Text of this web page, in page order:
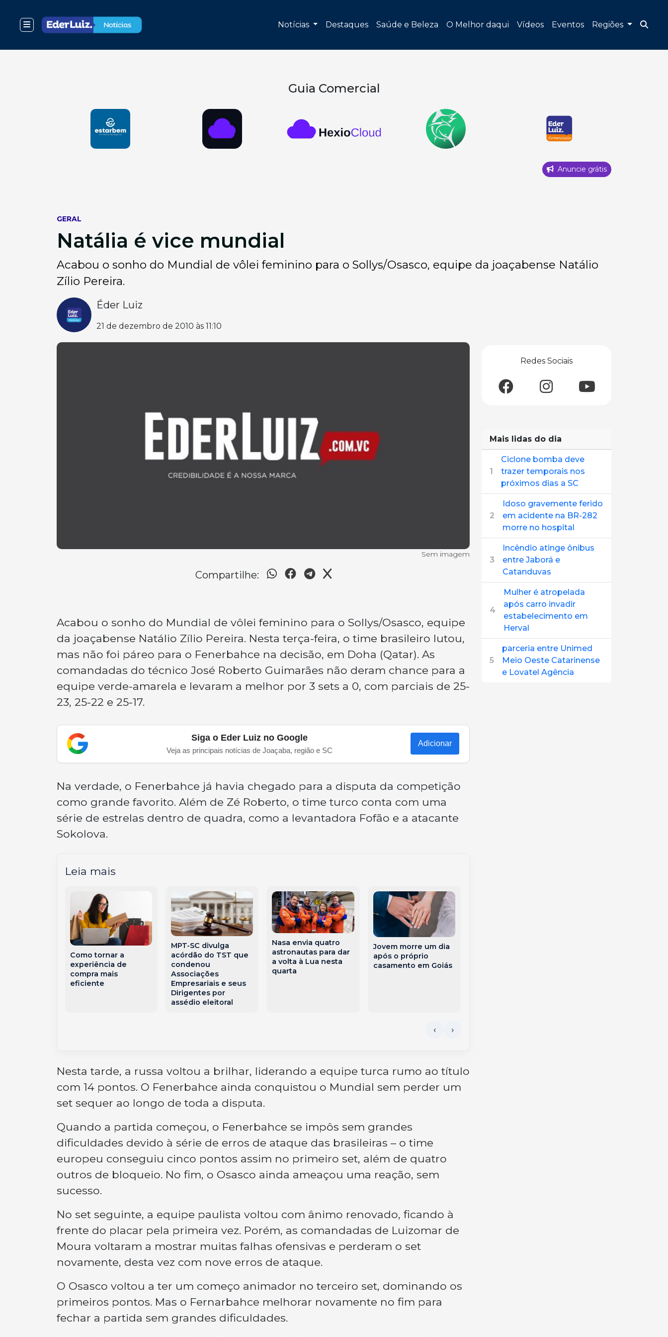
Notícias Destaques Saúde e Beleza O Melhor daqui Vídeos Eventos Regiões
Guia Comercial
Anuncie grátis
GERAL
Natália é vice mundial
Acabou o sonho do Mundial de vôlei feminino para o Sollys/Osasco, equipe da joaçabense Natálio
Zílio Pereira.
Éder Luiz
21 de dezembro de 2010 às 11:10
Sem imagem
Compartilhe:
Acabou o sonho do Mundial de vôlei feminino para o Sollys/Osasco, equipe
da joaçabense Natálio Zílio Pereira. Nesta terça-feira, o time brasileiro lutou,
mas não foi páreo para o Fenerbahce na decisão, em Doha (Qatar). As
comandadas do técnico José Roberto Guimarães não deram chance para a
equipe verde-amarela e levaram a melhor por 3 sets a 0, com parciais de 25-
23, 25-22 e 25-17.
Siga o Eder Luiz no Google
Veja as principais notícias de Joaçaba, região e SC
Adicionar
Na verdade, o Fenerbahce já havia chegado para a disputa da competição
como grande favorito. Além de Zé Roberto, o time turco conta com uma
série de estrelas dentro de quadra, como a levantadora Fofão e a atacante
Sokolova.
Leia mais
Como tornar a
experiência de
compra mais
eficiente
MPT-SC divulga
acórdão do TST que
condenou
Associações
Empresariais e seus
Dirigentes por
assédio eleitoral
Nasa envia quatro
astronautas para dar
a volta à Lua nesta
quarta
Jovem morre um dia
após o próprio
casamento em Goiás
Nesta tarde, a russa voltou a brilhar, liderando a equipe turca rumo ao título
com 14 pontos. O Fenerbahce ainda conquistou o Mundial sem perder um
set sequer ao longo de toda a disputa.
Quando a partida começou, o Fenerbahce se impôs sem grandes
dificuldades devido à série de erros de ataque das brasileiras – o time
europeu conseguiu cinco pontos assim no primeiro set, além de quatro
outros de bloqueio. No fim, o Osasco ainda ameaçou uma reação, sem
sucesso.
No set seguinte, a equipe paulista voltou com ânimo renovado, ficando à
frente do placar pela primeira vez. Porém, as comandadas de Luizomar de
Moura voltaram a mostrar muitas falhas ofensivas e perderam o set
novamente, desta vez com nove erros de ataque.
O Osasco voltou a ter um começo animador no terceiro set, dominando os
primeiros pontos. Mas o Fernarbahce melhorar novamente no fim para
fechar a partida sem grandes dificuldades.
Redes Sociais
Mais lidas do dia
1
Ciclone bomba deve
trazer temporais nos
próximos dias a SC
2
Idoso gravemente ferido
em acidente na BR-282
morre no hospital
3
Incêndio atinge ônibus
entre Jaborá e
Catanduvas
4
Mulher é atropelada
após carro invadir
estabelecimento em
Herval
5
parceria entre Unimed
Meio Oeste Catarinense
e Lovatel Agência